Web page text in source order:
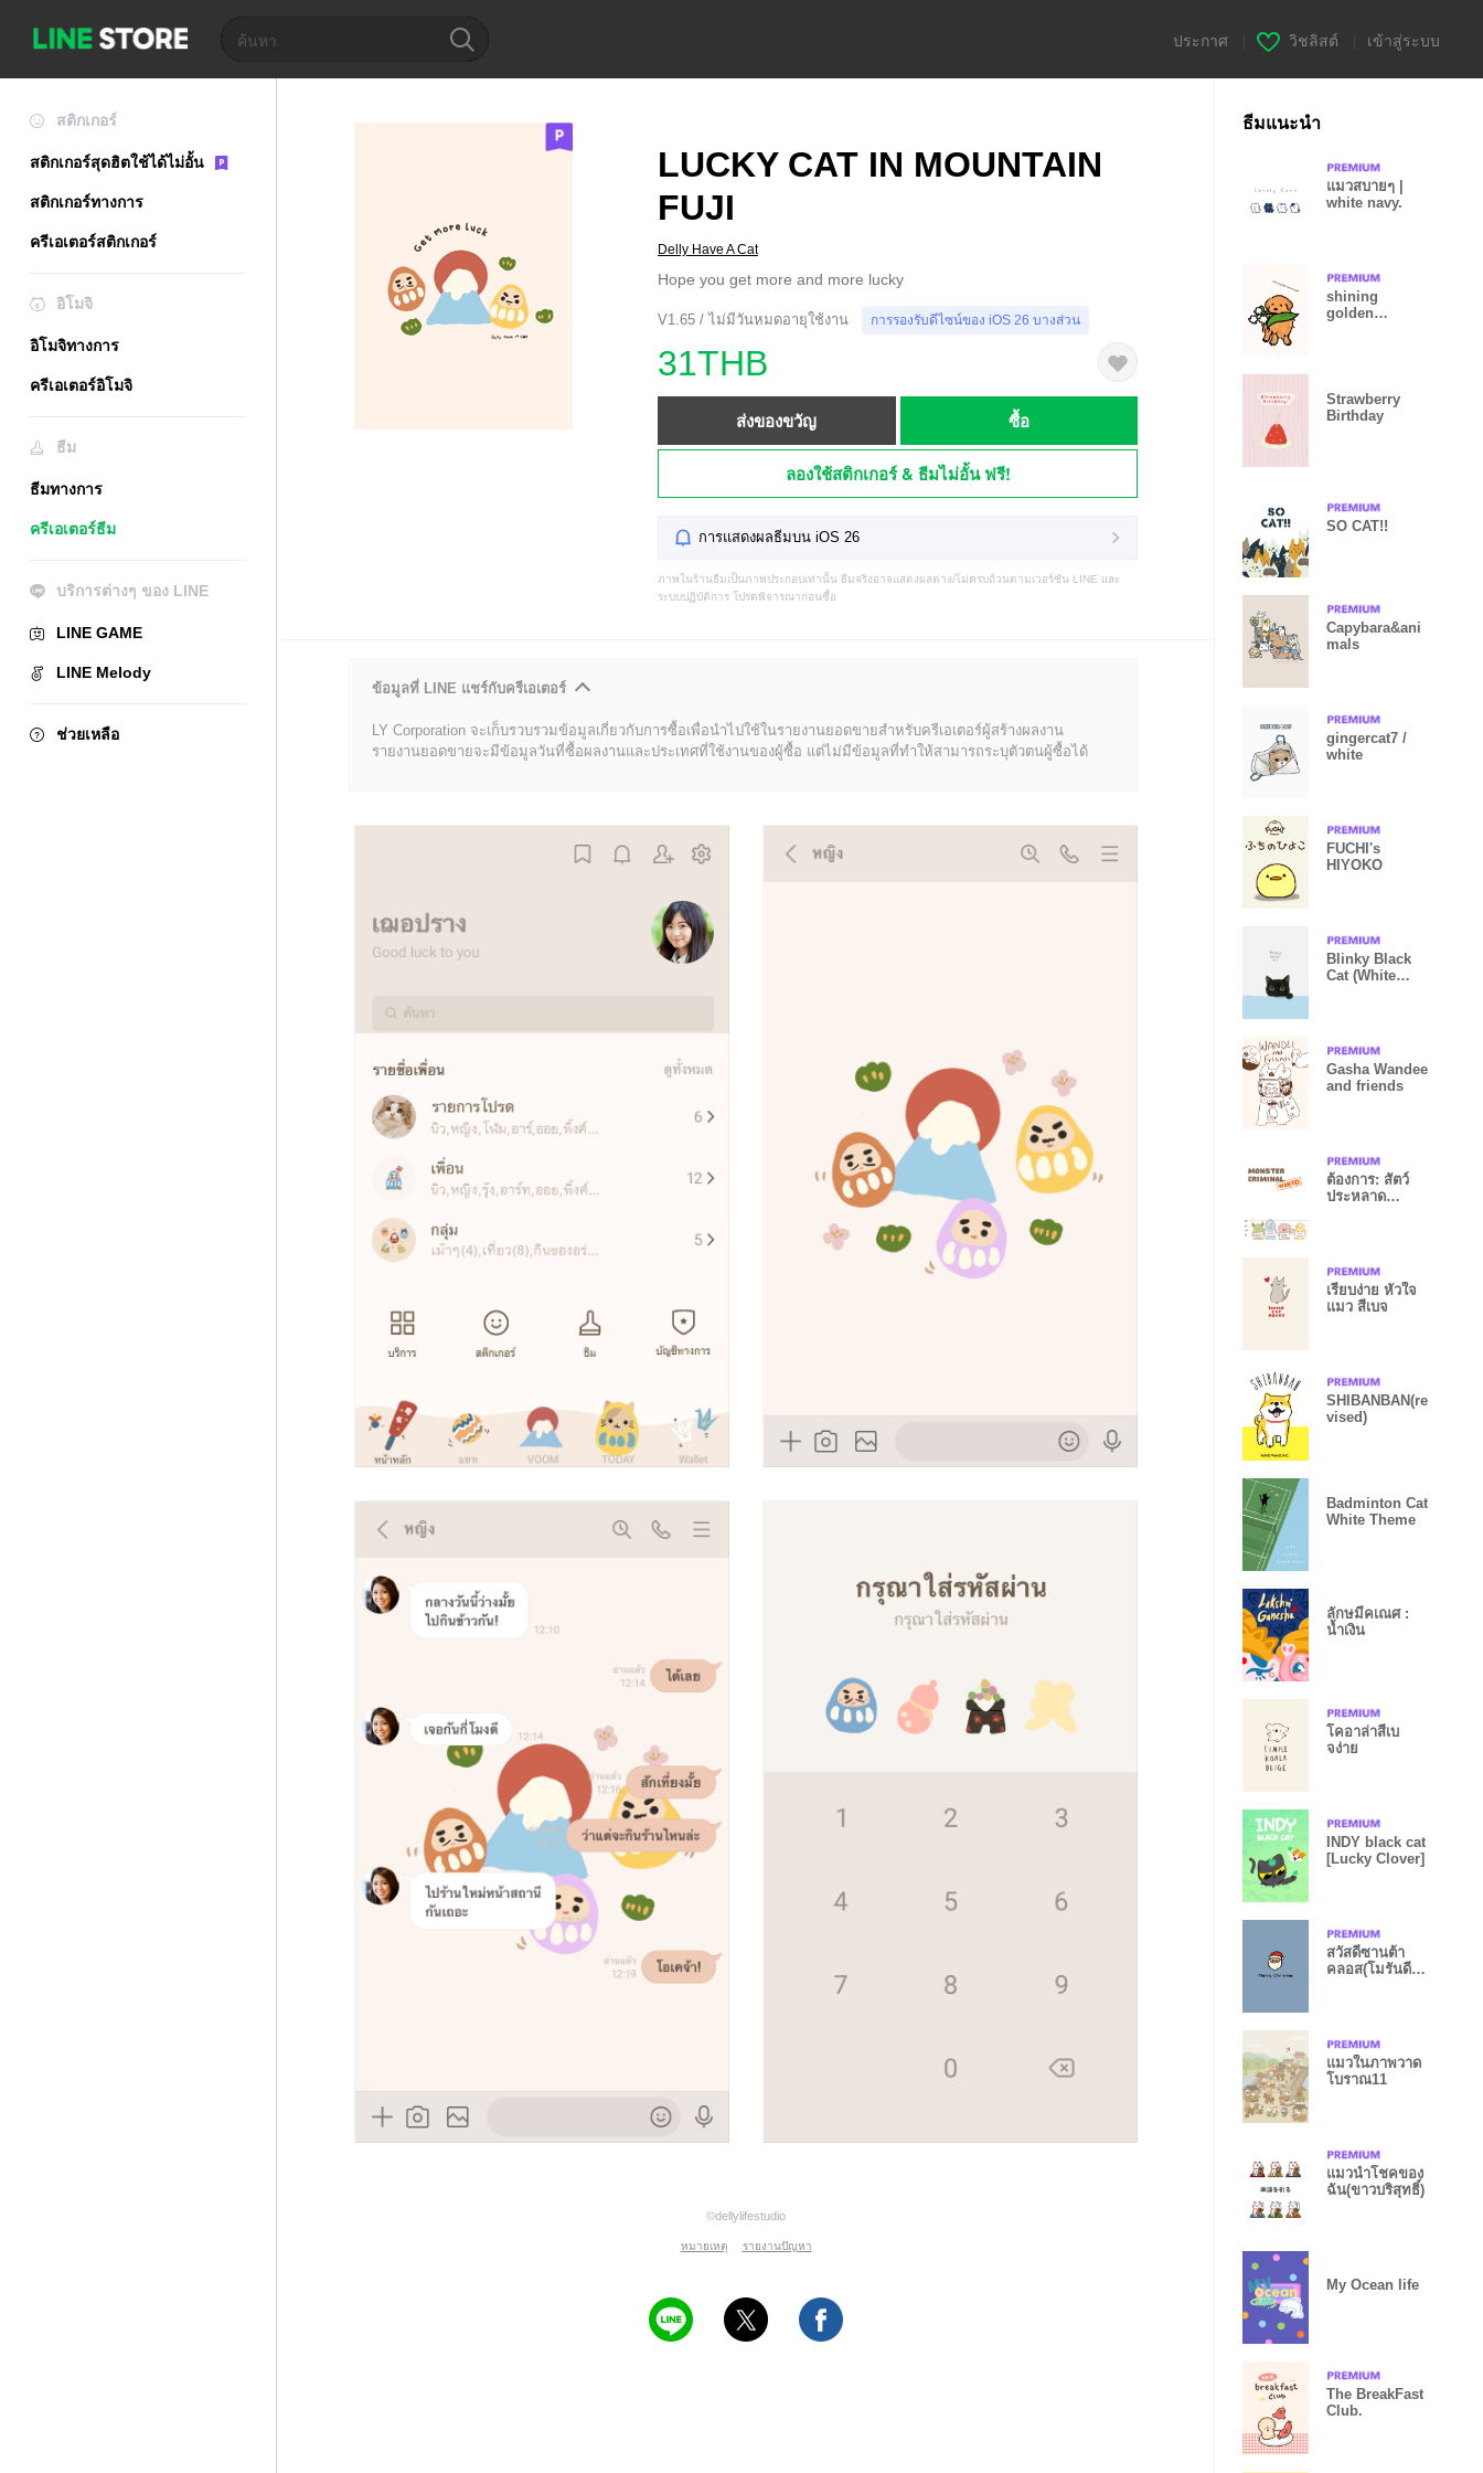
ประกาศ วิชลิสต์ เข้าสู่ระบบ
สติกเกอร์
สติกเกอร์สุดฮิตใช้ได้ไม่อั้น
สติกเกอร์ทางการ
ครีเอเตอร์สติกเกอร์
อิโมจิ
อิโมจิทางการ
ครีเอเตอร์อิโมจิ
ธีม
ธีมทางการ
ครีเอเตอร์ธีม
บริการต่างๆ ของ LINE
LINE GAME
LINE Melody
ช่วยเหลือ
LUCKY CAT IN MOUNTAIN
FUJI
Delly Have A Cat
Hope you get more and more lucky
V1.65 / ไม่มีวันหมดอายุใช้งาน การรองรับดีไซน์ของ iOS 26 บางส่วน
31THB
ส่งของขวัญ ซื้อ
ลองใช้สติกเกอร์ & ธีมไม่อั้น ฟรี!
การแสดงผลธีมบน iOS 26
ภาพในร้านธีมเป็นภาพประกอบเท่านั้น ธีมจริงอาจแสดงผลต่าง/ไม่ครบถ้วนตามเวอร์ชัน LINE และ
ระบบปฏิบัติการ โปรดพิจารณาก่อนซื้อ
ข้อมูลที่ LINE แชร์กับครีเอเตอร์
LY Corporation จะเก็บรวบรวมข้อมูลเกี่ยวกับการซื้อเพื่อนำไปใช้ในรายงานยอดขายสำหรับครีเอเตอร์ผู้สร้างผลงาน
รายงานยอดขายจะมีข้อมูลวันที่ซื้อผลงานและประเทศที่ใช้งานของผู้ซื้อ แต่ไม่มีข้อมูลที่ทำให้สามารถระบุตัวตนผู้ซื้อได้
©dellylifestudio
หมายเหตุ รายงานปัญหา
ธีมแนะนำ
แมวสบายๆ |
white navy.
shining
golden
Strawberry
Birthday
SO CAT!!
Capybara&ani
mals
gingercat7 /
white
FUCHI's
HIYOKO
Blinky Black
Cat (White
Gasha Wandee
and friends
ต้องการ: สัตว์
ประหลาด
เรียบง่าย หัวใจ
แมว สีเบจ
SHIBANBAN(re
vised)
Badminton Cat
White Theme
ลักษมีคเณศ :
น้ำเงิน
โคอาล่าสีเบ
จง่าย
INDY black cat
[Lucky Clover]
สวัสดีซานต้า
คลอส(โมรันดี
แมวในภาพวาด
โบราณ11
แมวนำโชคของ
ฉัน(ขาวบริสุทธิ์)
My Ocean life
The BreakFast
Club.